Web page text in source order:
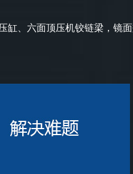
缸、六面顶压机铰链梁，镜